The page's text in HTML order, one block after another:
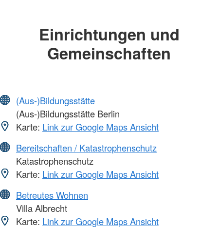
Einrichtungen und
Gemeinschaften
(Aus-)Bildungsstätte
(Aus-)Bildungsstätte Berlin
Karte: Link zur Google Maps Ansicht
Bereitschaften / Katastrophenschutz
Katastrophenschutz
Karte: Link zur Google Maps Ansicht
Betreutes Wohnen
Villa Albrecht
Karte: Link zur Google Maps Ansicht